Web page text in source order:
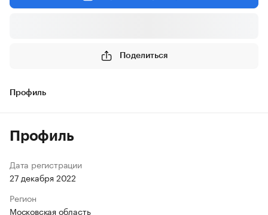
Поделиться
Профиль
Профиль
Дата регистрации
27 декабря 2022
Регион
Московская область